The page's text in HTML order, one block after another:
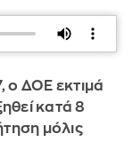
ο ΔΟΕ εκτιμά
κατά 8
μόλις